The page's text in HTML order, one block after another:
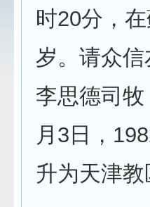
时20分，
岁。请众信
李思德司
月3日，
升为天津教